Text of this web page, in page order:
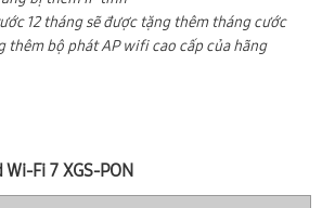
12 tháng sẽ được tặng thêm tháng cước
thêm bộ phát AP wifi cao cấp của hãng
Wi-Fi 7 XGS-PON